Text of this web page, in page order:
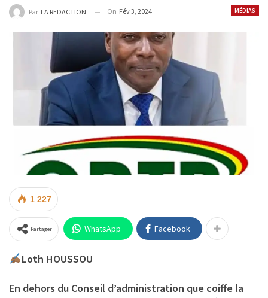
MÉDIAS
Par LA REDACTION On Fév 3, 2024
1 227
Partager WhatsApp Facebook
Loth HOUSSOU
En dehors du Conseil d’administration que coiffe la